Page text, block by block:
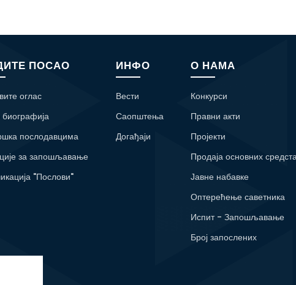
ПОСАО
оглас
биографија
послодавцима
за запошљавање
"Послови"
ИНФО
Вести
Саопштења
Догађаји
О НАМА
Конкурси
Правни акти
Пројекти
Продаја основних
Јавне набавке
Оптерећење саветника
Испит - Запошљавање
Број запослених